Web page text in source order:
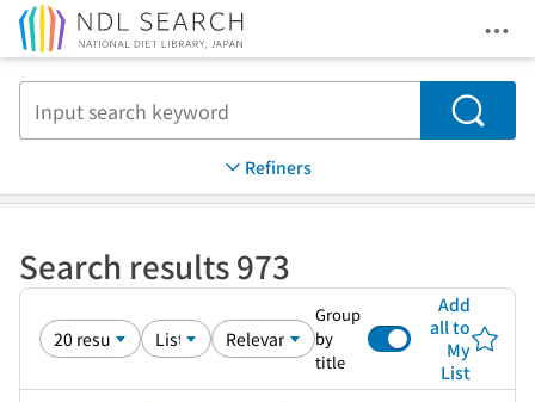
Search
Refiners
Search results 973
Group
by
title
Add
all to
My
List